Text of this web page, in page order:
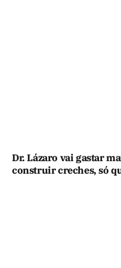
Dr. Lázaro vai gastar
construir creches, só